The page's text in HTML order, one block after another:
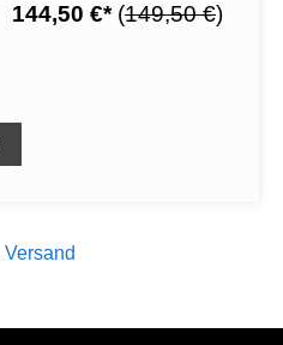
144,50 €*(149,50 €)
Versand